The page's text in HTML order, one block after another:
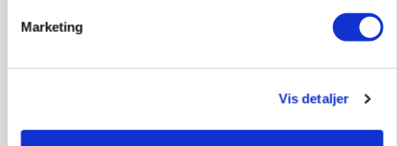
Marketing
Vis detaljer